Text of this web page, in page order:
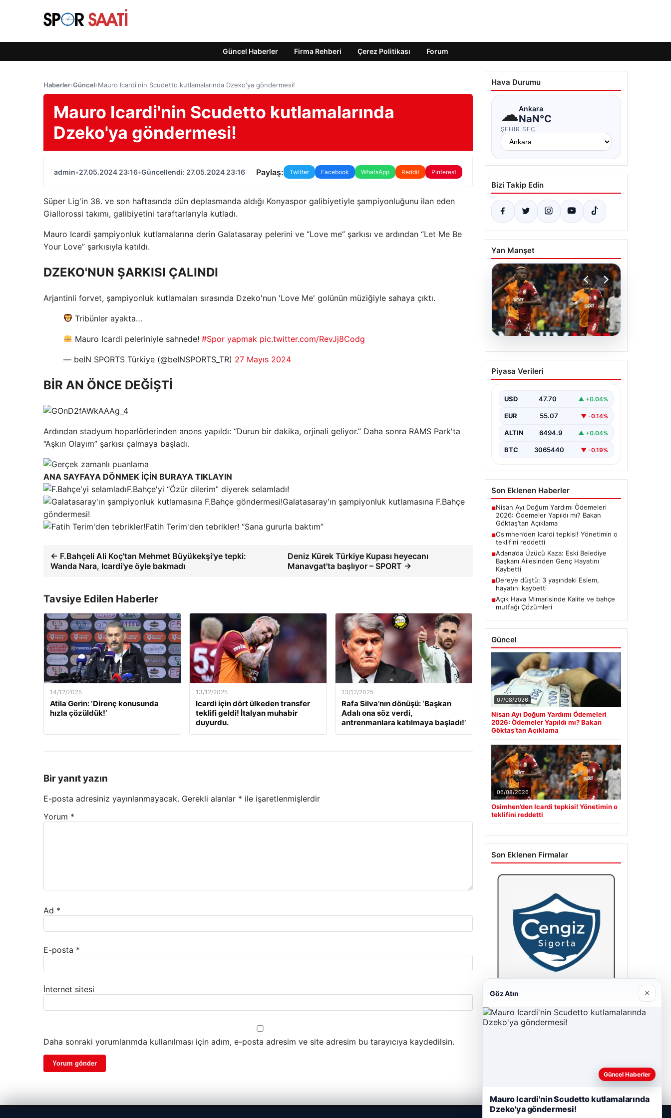
Güncel Haberler Firma Rehberi Çerez Politikası Forum
Haberler›Güncel›Mauro Icardi'nin Scudetto kutlamalarında Dzeko'ya göndermesi!
Mauro Icardi'nin Scudetto kutlamalarında
Dzeko'ya göndermesi!
admin•27.05.2024 23:16•Güncellendi: 27.05.2024 23:16 Paylaş: Twitter Facebook WhatsApp Reddit Pinterest
Süper Lig'in 38. ve son haftasında dün deplasmanda aldığı Konyaspor galibiyetiyle şampiyonluğunu ilan eden
Giallorossi takımı, galibiyetini taraftarlarıyla kutladı.
Mauro Icardi şampiyonluk kutlamalarına derin Galatasaray pelerini ve “Love me” şarkısı ve ardından “Let Me Be
Your Love” şarkısıyla katıldı.
DZEKO'NUN ŞARKISI ÇALINDI
Arjantinli forvet, şampiyonluk kutlamaları sırasında Dzeko'nun 'Love Me' golünün müziğiyle sahaya çıktı.
Tribünler ayakta…
Mauro Icardi peleriniyle sahnede!#Spor yapmak pic.twitter.com/RevJj8Codg
— beIN SPORTS Türkiye (@beINSPORTS_TR) 27 Mayıs 2024
BİR AN ÖNCE DEĞİŞTİ
Ardından stadyum hoparlörlerinden anons yapıldı: “Durun bir dakika, orjinali geliyor.” Daha sonra RAMS Park'ta
“Aşkın Olayım” şarkısı çalmaya başladı.
ANA SAYFAYA DÖNMEK İÇİN BURAYA TIKLAYIN
F.Bahçe'yi “Özür dilerim” diyerek selamladı!
Galatasaray'ın şampiyonluk kutlamasına F.Bahçe
göndermesi!
Fatih Terim'den tebrikler! “Sana gururla baktım”
← F.Bahçeli Ali Koç'tan Mehmet Büyükekşi'ye tepki:
Wanda Nara, Icardi'ye öyle bakmadı
Deniz Kürek Türkiye Kupası heyecanı
Manavgat'ta başlıyor – SPORT →
Tavsiye Edilen Haberler
14/12/2025
Atila Gerin: ‘Direnç konusunda
hızla çözüldük!’
13/12/2025
Icardi için dört ülkeden transfer
teklifi geldi! İtalyan muhabir
duyurdu.
13/12/2025
Rafa Silva’nın dönüşü: ‘Başkan
Adalı ona söz verdi,
antrenmanlara katılmaya başladı!’
Bir yanıt yazın
E-posta adresiniz yayınlanmayacak. Gerekli alanlar * ile işaretlenmişlerdir
Yorum *
Ad *
E-posta *
İnternet sitesi
Daha sonraki yorumlarımda kullanılması için adım, e-posta adresim ve site adresim bu tarayıcıya kaydedilsin.
Hava Durumu
☁Ankara
NaN°C
ŞEHIR SEÇ
Bizi Takip Edin
Yan Manşet
06.08.2026
Osimhen’den Icardi
tepkisi! Yönetimin o
Piyasa Verileri
USD 47.70 ▲ +0.04%
EUR 55.07 ▼ -0.14%
ALTIN 6494.9 ▲ +0.04%
BTC 3065440 ▼ -0.19%
Son Eklenen Haberler
■Nisan Ayı Doğum Yardımı Ödemeleri
2026: Ödemeler Yapıldı mı? Bakan
Göktaş’tan Açıklama
■Osimhen’den Icardi tepkisi! Yönetimin o
teklifini reddetti
■Adana’da Üzücü Kaza: Eski Belediye
Başkanı Ailesinden Genç Hayatını
Kaybetti
■Dereye düştü: 3 yaşındaki Eslem,
hayatını kaybetti
■Açık Hava Mimarisinde Kalite ve bahçe
mutfağı Çözümleri
Güncel
07/08/2026
Nisan Ayı Doğum Yardımı Ödemeleri
2026: Ödemeler Yapıldı mı? Bakan
Göktaş’tan Açıklama
06/08/2026
Osimhen’den Icardi tepkisi! Yönetimin o
teklifini reddetti
Son Eklenen Firmalar
Cengiz Sigorta
23/06/2026
Göz Atın ×
Güncel Haberler
Mauro Icardi'nin Scudetto kutlamalarında
Dzeko'ya göndermesi!